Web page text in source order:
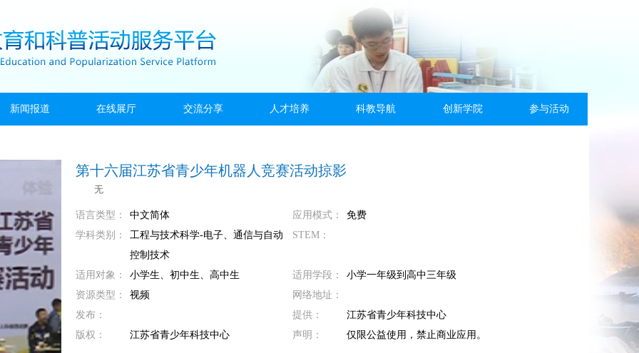
新闻报道 在线展厅 交流分享 人才培养 科教导航 创新学院 参与活动
第十六届江苏省青少年机器人竞赛活动掠影
无
语言类型： 中文简体 应用模式：
免费
学科类别：
工程与技术科学-电子、通信与自动
控制技术
STEM：
适用对象： 小学生、初中生、高中生 适用学段：
小学一年级到高中三年级
资源类型：
视频
网络地址：
发布：
提供：
江苏省青少年科技中心
版权：
江苏省青少年科技中心 声明： 仅限公益使用，禁止商业应用。